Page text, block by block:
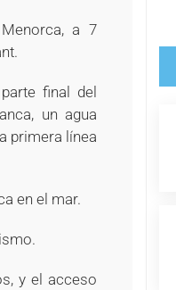
a 7
final del
un agua
primera línea
en el mar.
y el acceso